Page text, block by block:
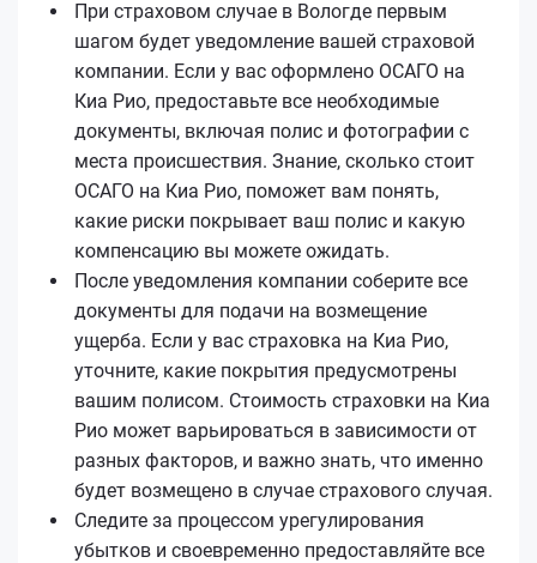
При страховом случае в Вологде первым
шагом будет уведомление вашей страховой
компании. Если у вас оформлено ОСАГО на
Киа Рио, предоставьте все необходимые
документы, включая полис и фотографии с
места происшествия. Знание, сколько стоит
ОСАГО на Киа Рио, поможет вам понять,
какие риски покрывает ваш полис и какую
компенсацию вы можете ожидать.
После уведомления компании соберите все
документы для подачи на возмещение
ущерба. Если у вас страховка на Киа Рио,
уточните, какие покрытия предусмотрены
вашим полисом. Стоимость страховки на Киа
Рио может варьироваться в зависимости от
разных факторов, и важно знать, что именно
будет возмещено в случае страхового случая.
Следите за процессом урегулирования
убытков и своевременно предоставляйте все